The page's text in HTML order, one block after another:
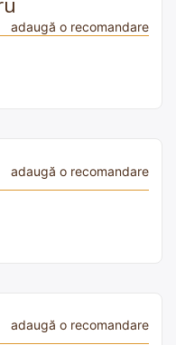
adaugă o recomandare
adaugă o recomandare
adaugă o recomandare